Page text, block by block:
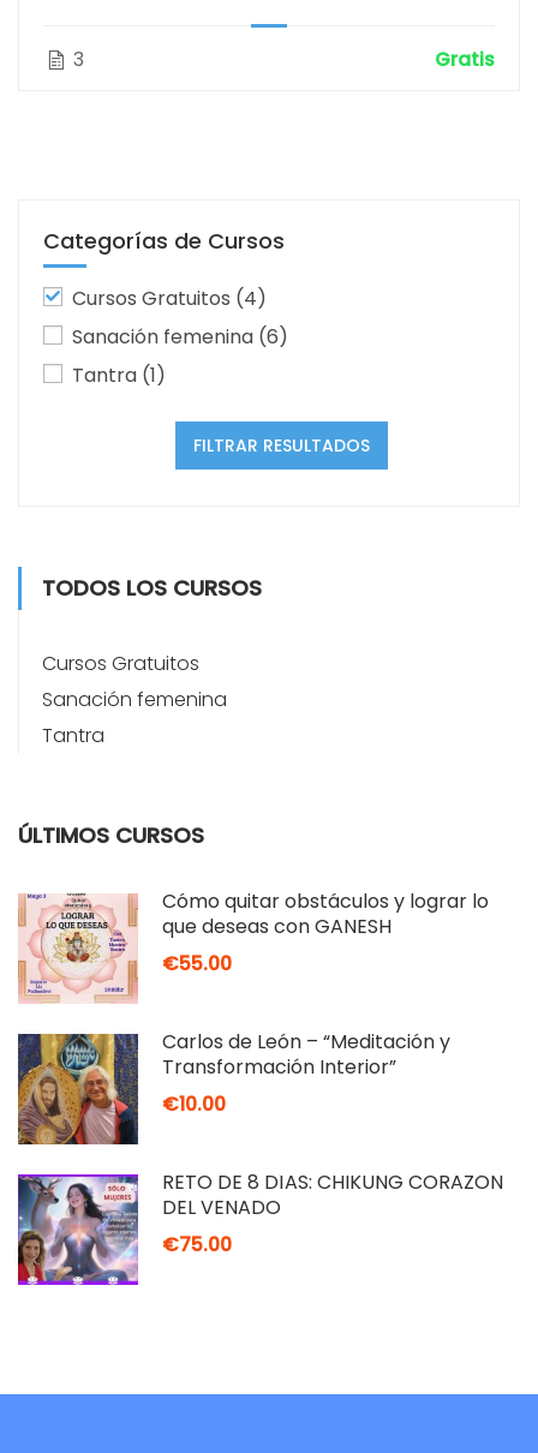
3 Gratis
Categorías de Cursos
Cursos Gratuitos (4)
Sanación femenina (6)
Tantra (1)
FILTRAR RESULTADOS
TODOS LOS CURSOS
Cursos Gratuitos
Sanación femenina
Tantra
ÚLTIMOS CURSOS
Cómo quitar obstáculos y lograr lo
que deseas con GANESH
€55.00
Carlos de León – “Meditación y
Transformación Interior”
€10.00
RETO DE 8 DÍAS: CHIKUNG CORAZÓN
DEL VENADO
€75.00